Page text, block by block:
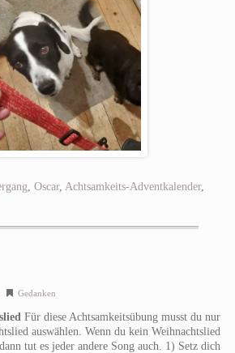
Oscar, Achtsamkeits-Adventkalender,
Gedanken
Für diese Achtsamkeitsübung musst du nur
auswählen. Wenn du kein Weihnachtslied
tut es jeder andere Song auch. 1) Setz dich